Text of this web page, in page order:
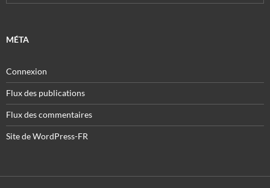
MÉTA
Connexion
Flux des publications
Flux des commentaires
Site de WordPress-FR